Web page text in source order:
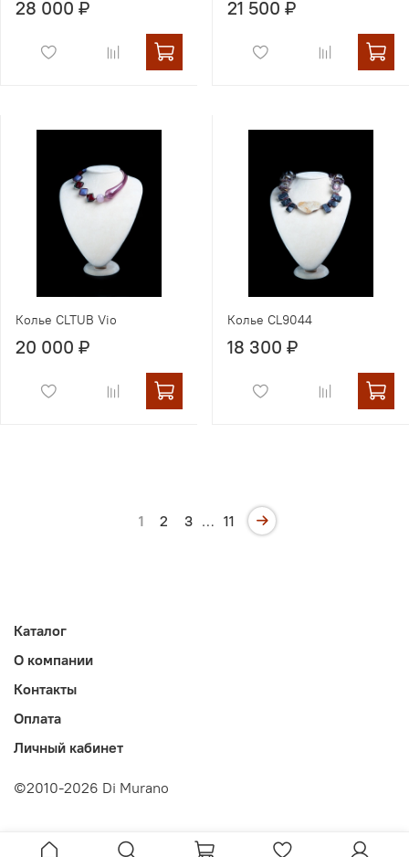
28 000 ₽ 21 500 ₽
Колье CLTUB Vio
20 000 ₽
Колье CL9044
18 300 ₽
1 2 3 … 11
Каталог
О компании
Контакты
Оплата
Личный кабинет
©2010-2026 Di Murano